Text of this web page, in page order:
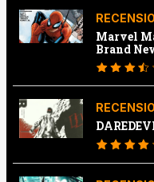
Marvel
Brand